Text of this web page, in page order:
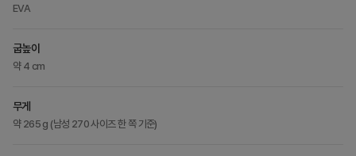
EVA
굽높이
약 4 cm
무게
약 265 g (남성 270 사이즈 한 쪽 기준)